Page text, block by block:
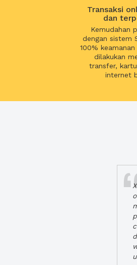
Transaksi
dan
Kemudahan
dengan sistem
100%
dilakukan
transfer,
internet